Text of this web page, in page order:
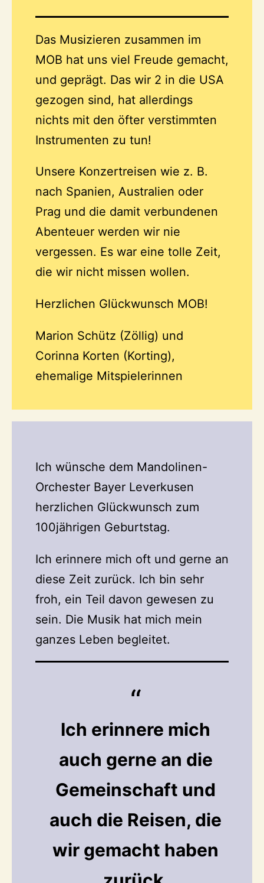
Das Musizieren zusammen im
MOB hat uns viel Freude gemacht,
und geprägt. Das wir 2 in die USA
gezogen sind, hat allerdings
nichts mit den öfter verstimmten
Instrumenten zu tun!
Unsere Konzertreisen wie z. B.
nach Spanien, Australien oder
Prag und die damit verbundenen
Abenteuer werden wir nie
vergessen. Es war eine tolle Zeit,
die wir nicht missen wollen.
Herzlichen Glückwunsch MOB!
Marion Schütz (Zöllig) und
Corinna Korten (Korting),
ehemalige Mitspielerinnen
Ich wünsche dem Mandolinen-
Orchester Bayer Leverkusen
herzlichen Glückwunsch zum
100jährigen Geburtstag.
Ich erinnere mich oft und gerne an
diese Zeit zurück. Ich bin sehr
froh, ein Teil davon gewesen zu
sein. Die Musik hat mich mein
ganzes Leben begleitet.
Ich erinnere mich
auch gerne an die
Gemeinschaft und
auch die Reisen, die
wir gemacht haben